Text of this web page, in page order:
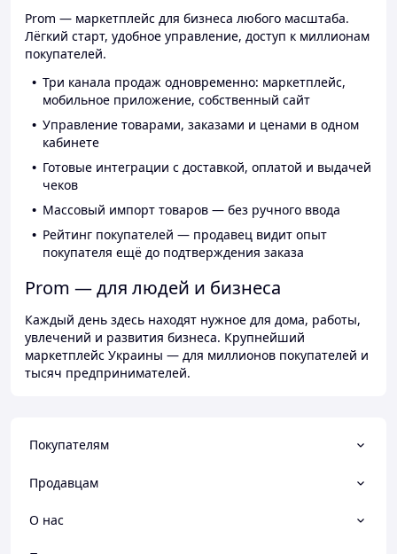
Prom — маркетплейс для бизнеса любого масштаба.
Лёгкий старт, удобное управление, доступ к миллионам
покупателей.
Три канала продаж одновременно: маркетплейс,
мобильное приложение, собственный сайт
Управление товарами, заказами и ценами в одном
кабинете
Готовые интеграции с доставкой, оплатой и выдачей
чеков
Массовый импорт товаров — без ручного ввода
Рейтинг покупателей — продавец видит опыт
покупателя ещё до подтверждения заказа
Prom — для людей и бизнеса
Каждый день здесь находят нужное для дома, работы,
увлечений и развития бизнеса. Крупнейший
маркетплейс Украины — для миллионов покупателей и
тысяч предпринимателей.
Покупателям
Продавцам
О нас